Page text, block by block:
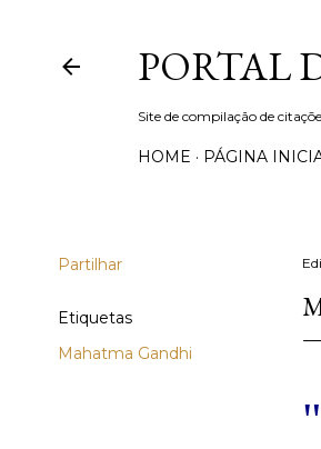
PORTAL
Site de compilação de
HOME PÁGINA
Partilhar
Etiquetas
Mahatma Gandhi
"